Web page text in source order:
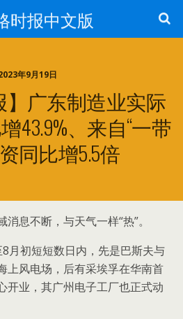
时报中文版
年9月19日
】广东制造业实际
43.9%、来自“一带
同比增5.5倍
息不断，与天气一样“热”。
月初短短数日内，先是巴斯夫与
上风电场，后有采埃孚在华南首
开业，其广州电子工厂也正式动